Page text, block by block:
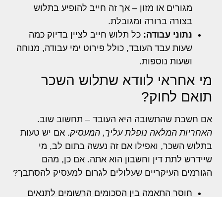
מגורים או מזון – אך זה חייב להופיע בתלוש
בצורה ברורה ומגובלת.
נתוני עבודה: כל תלוש חייב לציין בדיוק כמה
שעות עבד העובד, כולל פירוט ימי עבודה, מנוחה
ושעות נוספות.
מי אחראי לוודא שתלוש השכר
תואם לחוק?
אם חשבת שהתשובה היא העובד – תחשוב שוב.
האחריות המלאה נופלת עליך, המעסיק. אם יש טעות
בתלוש השכר, ואפילו אם זה נעשה בתום לב, מי
שיידרש לתת דין וחשבון הוא אתה. אם כן, מהם
הגורמים העיקריים שעלולים לגרום למעסיק להסתבך?
חוסר התאמה בין הסכומים הרשומים לתנאים